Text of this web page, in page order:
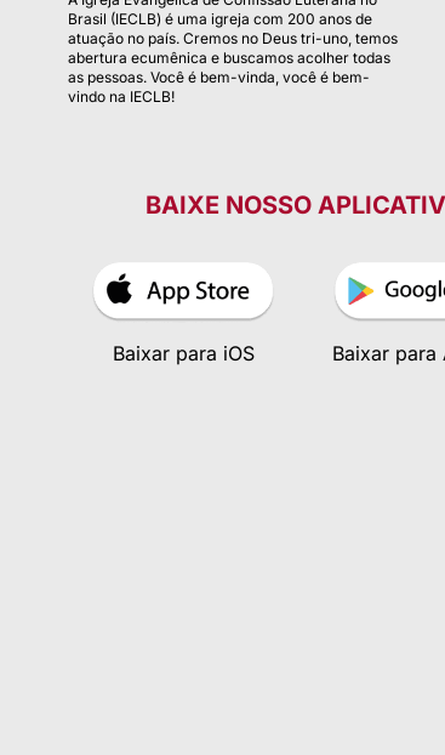
Brasil (IECLB) é uma igreja com 200 anos de
atuação no país. Cremos no Deus tri-uno, temos
abertura ecumênica e buscamos acolher todas
as pessoas. Você é bem-vinda, você é bem-
vindo na IECLB!
BAIXE NOSSO
Baixar para iOS Baixar para